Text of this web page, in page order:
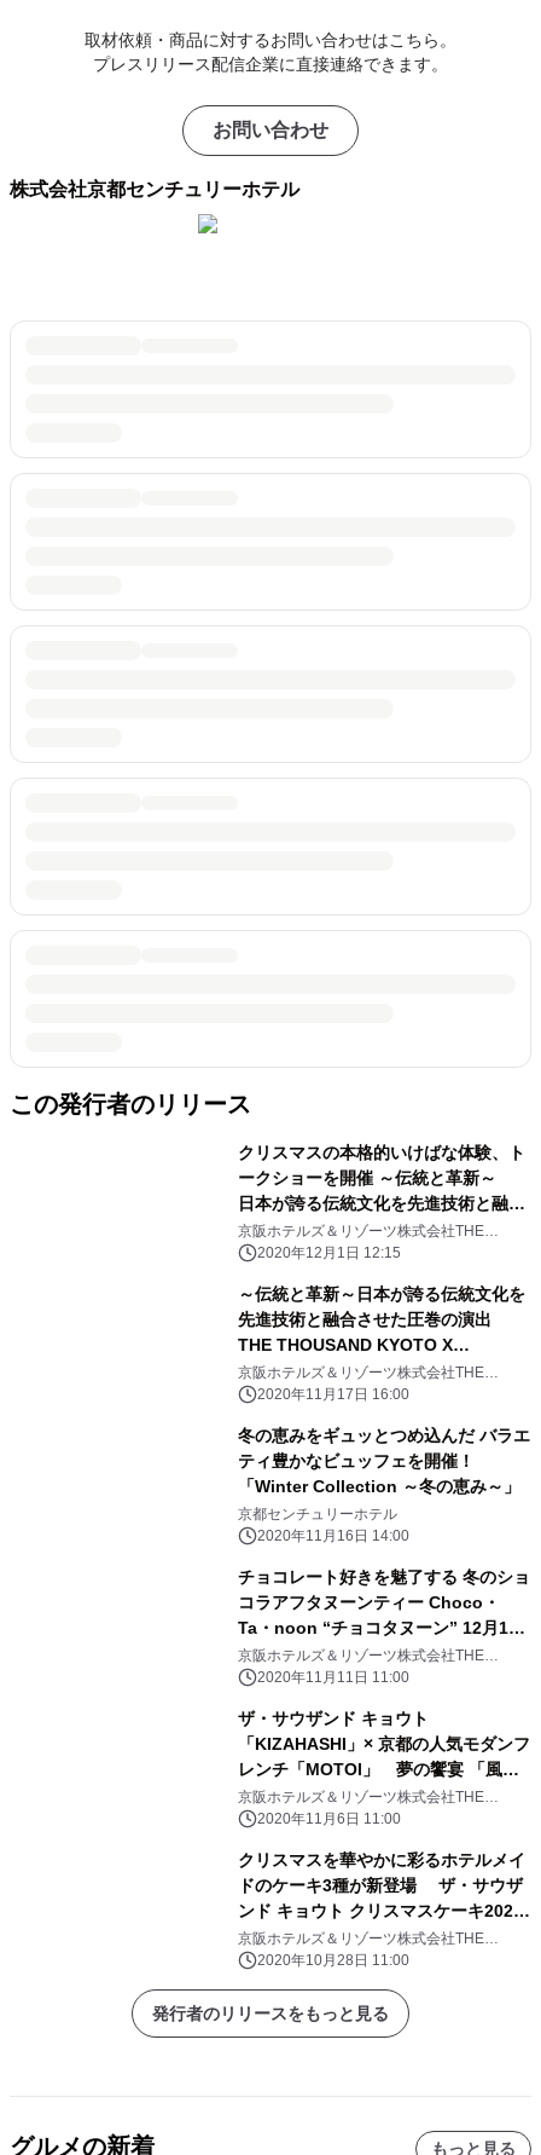
取材依頼・商品に対するお問い合わせはこちら。
プレスリリース配信企業に直接連絡できます。
お問い合わせ
株式会社京都センチュリーホテル
この発行者のリリース
クリスマスの本格的いけばな体験、ト
ークショーを開催 ～伝統と革新～
日本が誇る伝統文化を先進技術と融合
させた圧巻の演出 THE
THOUSAND KYOTO ×
ーション 大階段にいけばなとプロジ
ェクションマッピングの雪が舞う 「風
花雪月」 2020年11月28日(土)～12
月27日(日)開催中
京阪ホテルズ＆リゾーツ株式会社THE
THOUSAND KYOTO ＜ザ・サウザンド キョ
2020年12月1日 12:15
～伝統と革新～日本が誇る伝統文化を
先進技術と融合させた圧巻の演出
THE THOUSAND KYOTO X
NAKED,INC. 華道家元池坊コラボレ
ーション 大階段にいけばなと雪が舞
雪月」 2020年11月28日(土)～12月
27日(日)まで毎日開催
京阪ホテルズ＆リゾーツ株式会社THE
THOUSAND KYOTO＜ザ・サウザンド キョ
2020年11月17日 16:00
冬の恵みをギュッとつめ込んだ バラエ
ティ豊かなビュッフェを開催！
「Winter Collection ～冬の恵み～」
京都センチュリーホテル
2020年11月16日 14:00
チョコレート好きを魅了する 冬のショ
コラアフタヌーンティー Choco・
Ta・noon “チョコタヌーン” 12月1日
よりご提供
京阪ホテルズ＆リゾーツ株式会社THE
THOUSAND KYOTO＜ザ・サウザンド キョ
2020年11月11日 11:00
ザ・サウザンド キョウト
「KIZAHASHI」× 京都の人気モダンフ
レンチ「MOTOI」 夢の饗宴 「風花
雪月～伝統とCreation～」をテーマに
した 特別ディナーコースを12/4から期
人の料理人による、 和食とモダンフレ
ンチのコラボレーション
京阪ホテルズ＆リゾーツ株式会社THE
THOUSAND KYOTO＜ザ・サウザンド キョ
2020年11月6日 11:00
クリスマスを華やかに彩るホテルメイ
ドのケーキ3種が新登場 ザ・サウザ
ンド キョウト クリスマスケーキ2020
11月1日(日)より予約受付開始
京阪ホテルズ＆リゾーツ株式会社THE
THOUSAND KYOTO＜ザ・サウザンド キョ
2020年10月28日 11:00
発行者のリリースをもっと見る
グルメの新着 もっと見る